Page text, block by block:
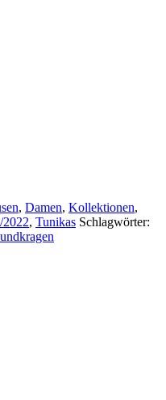
, Damen, Kollektionen,
2022, Tunikas Schlagwörter: